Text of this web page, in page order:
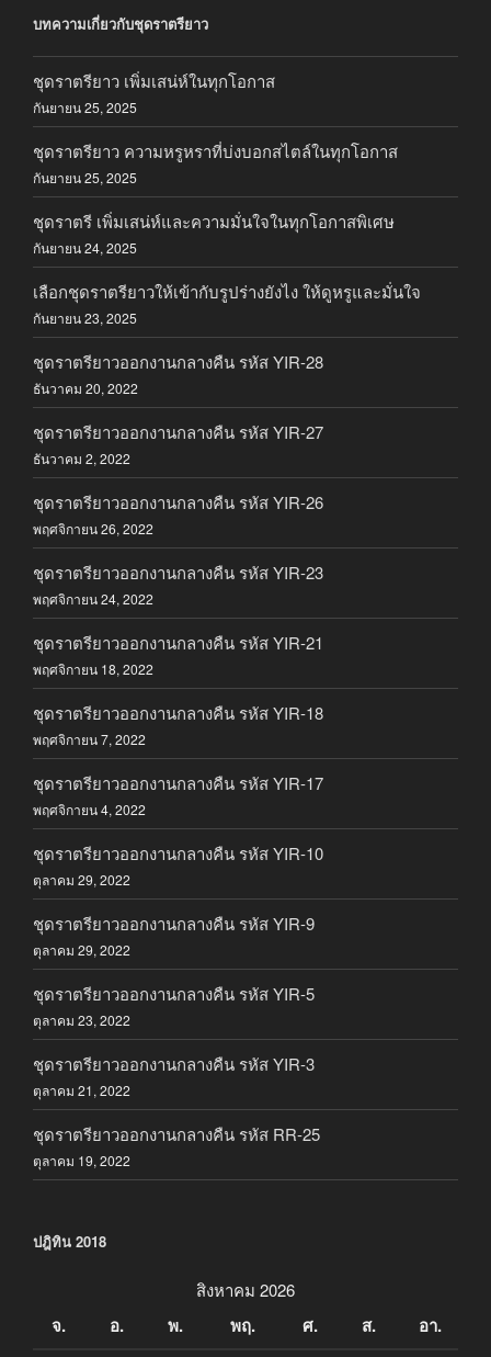
บทความเกี่ยวกับชุดราตรียาว
ชุดราตรียาว เพิ่มเสน่ห์ในทุกโอกาส
กันยายน 25, 2025
ชุดราตรียาว ความหรูหราที่บ่งบอกสไตล์ในทุกโอกาส
กันยายน 25, 2025
ชุดราตรี เพิ่มเสน่ห์และความมั่นใจในทุกโอกาสพิเศษ
กันยายน 24, 2025
เลือกชุดราตรียาวให้เข้ากับรูปร่างยังไง ให้ดูหรูและมั่นใจ
กันยายน 23, 2025
ชุดราตรียาวออกงานกลางคืน รหัส YIR-28
ธันวาคม 20, 2022
ชุดราตรียาวออกงานกลางคืน รหัส YIR-27
ธันวาคม 2, 2022
ชุดราตรียาวออกงานกลางคืน รหัส YIR-26
พฤศจิกายน 26, 2022
ชุดราตรียาวออกงานกลางคืน รหัส YIR-23
พฤศจิกายน 24, 2022
ชุดราตรียาวออกงานกลางคืน รหัส YIR-21
พฤศจิกายน 18, 2022
ชุดราตรียาวออกงานกลางคืน รหัส YIR-18
พฤศจิกายน 7, 2022
ชุดราตรียาวออกงานกลางคืน รหัส YIR-17
พฤศจิกายน 4, 2022
ชุดราตรียาวออกงานกลางคืน รหัส YIR-10
ตุลาคม 29, 2022
ชุดราตรียาวออกงานกลางคืน รหัส YIR-9
ตุลาคม 29, 2022
ชุดราตรียาวออกงานกลางคืน รหัส YIR-5
ตุลาคม 23, 2022
ชุดราตรียาวออกงานกลางคืน รหัส YIR-3
ตุลาคม 21, 2022
ชุดราตรียาวออกงานกลางคืน รหัส RR-25
ตุลาคม 19, 2022
ปฎิทิน 2018
สิงหาคม 2026
จ. อ. พ. พฤ. ศ. ส. อา.